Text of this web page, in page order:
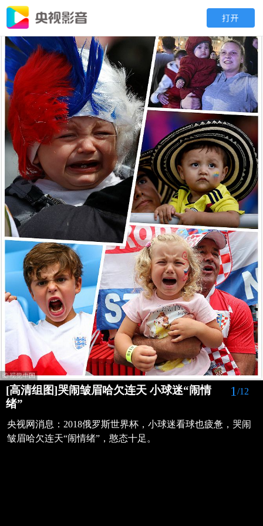
1/12
[高清组图]哭闹皱眉哈欠连天 小球迷“闹情
绪”
央视网消息：2018俄罗斯世界杯，小球迷看球也疲惫，哭闹
皱眉哈欠连天“闹情绪”，憨态十足。